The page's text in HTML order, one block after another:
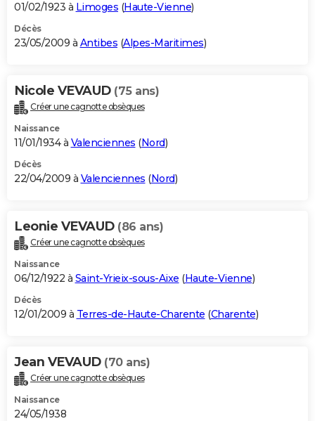
01/02/1923 à Limoges (Haute-Vienne)
Décès
23/05/2009 à Antibes (Alpes-Maritimes)
Nicole VEVAUD (75 ans)
Créer une cagnotte obsèques
Naissance
11/01/1934 à Valenciennes (Nord)
Décès
22/04/2009 à Valenciennes (Nord)
Leonie VEVAUD (86 ans)
Créer une cagnotte obsèques
Naissance
06/12/1922 à Saint-Yrieix-sous-Aixe (Haute-Vienne)
Décès
12/01/2009 à Terres-de-Haute-Charente (Charente)
Jean VEVAUD (70 ans)
Créer une cagnotte obsèques
Naissance
24/05/1938